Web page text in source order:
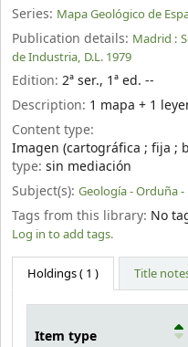
Series: Mapa Geológico de
Publication details: Madrid :
de Industria, D.L. 1979
Edition: 2ª ser., 1ª ed. --
Description: 1 mapa + 1
Content type:
Imagen (cartográfica ; fija ;
type: sin mediación
Subject(s): Geología - Orduña -
Tags from this library: No
Log in to add tags.
Holdings( 1 ) Title
Item type